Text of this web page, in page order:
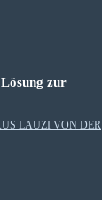
zur
LAUZI VON DER